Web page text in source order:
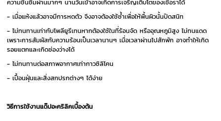
ความชื้นซึมผ่านมากๆ นานวันเข้าอาจเกิดการเจริญเติบโตของเชื้อราได้
- เมื่อแห้งแล้วอาจมีการหดตัว จึงอาจต้องใช้ซ้ำเพื่อให้พื้นผิวนั้นปิดสนิท
- ไม่ทนทานเท่ากับโพลียูรีเทนหากต้องใช้ในที่ร้อนจัด หรืออุณหภูมิสูง ไม่ทนแดด
เพราะการสัมผัสกับความร้อนเป็นเวลานานๆ เมื่อเวลาผ่านไปสักพัก อาจทำให้เกิด
รอยแตกและเกิดช่องว่างได้
- ไม่ทนทานต่อสภาพอากาศเท่ากาวซิลิโคน
- เปื้อนฝุ่นและสิ่งสกปรกต่างๆ ได้ง่าย
วิธีการใช้งานแด๊ปอะคริลิคเบื้องต้น